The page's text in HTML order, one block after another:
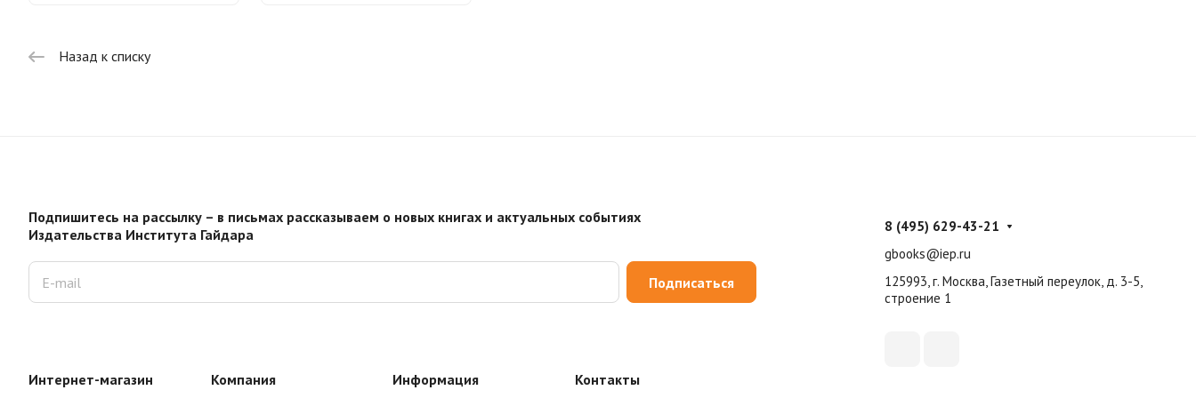
Назад к списку
Подпишитесь на рассылку – в письмах рассказываем о новых книгах и актуальных событиях
Издательства Института Гайдара
Подписаться
Интернет-магазин Компания Информация Контакты
8 (495) 629-43-21
gbooks@iep.ru
125993, г. Москва, Газетный переулок, д. 3-5,
строение 1